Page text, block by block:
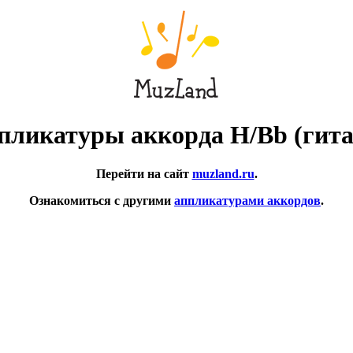
аккорда H/Bb
Перейти на сайт muzland.ru.
Ознакомиться с другими аппликатурами аккордов.